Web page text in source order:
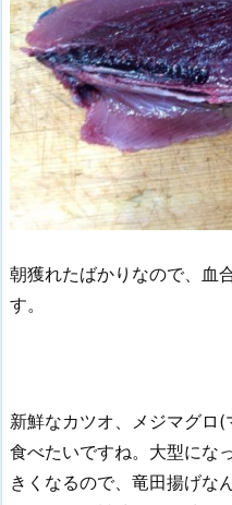
朝獲れたばかりなので、血
す。
新鮮なカツオ、メジマグロ
食べたいですね。大型にな
きくなるので、竜田揚げな